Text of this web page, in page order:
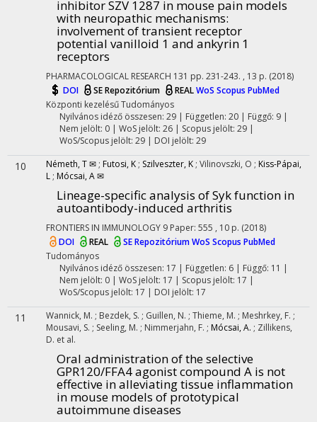
inhibitor SZV 1287 in mouse pain models
with neuropathic mechanisms:
involvement of transient receptor
potential vanilloid 1 and ankyrin 1
receptors
PHARMACOLOGICAL RESEARCH 131 pp. 231-243. , 13 p. (2018)
DOI
SE Repozitórium REALWoS Scopus PubMed
Központi kezelésűTudományos
Nyilvános idéző összesen: 29| Független: 20 | Függő: 9 |
Nem jelölt: 0 | WoS jelölt: 26 | Scopus jelölt: 29 |
WoS/Scopus jelölt: 29 | DOI jelölt: 29
10 Németh, T ✉ ; Futosi, K ; Szilveszter, K ; Vilinovszki, O ; Kiss-Pápai,
L ; Mócsai, A ✉
Lineage-specific analysis of Syk function in
autoantibody-induced arthritis
FRONTIERS IN IMMUNOLOGY 9 Paper: 555 , 10 p. (2018)
DOI
REAL SE RepozitóriumWoS Scopus PubMed
Tudományos
Nyilvános idéző összesen: 17 | Független: 6 | Függő: 11 |
Nem jelölt: 0 | WoS jelölt: 17 | Scopus jelölt: 17 |
WoS/Scopus jelölt: 17 | DOI jelölt: 17
11 Wannick, M. ; Bezdek, S. ; Guillen, N. ; Thieme, M. ; Meshrkey, F. ;
Mousavi, S. ; Seeling, M. ; Nimmerjahn, F. ; Mócsai, A. ; Zillikens,
D. et al.
Oral administration of the selective
GPR120/FFA4 agonist compound A is not
effective in alleviating tissue inflammation
in mouse models of prototypical
autoimmune diseases